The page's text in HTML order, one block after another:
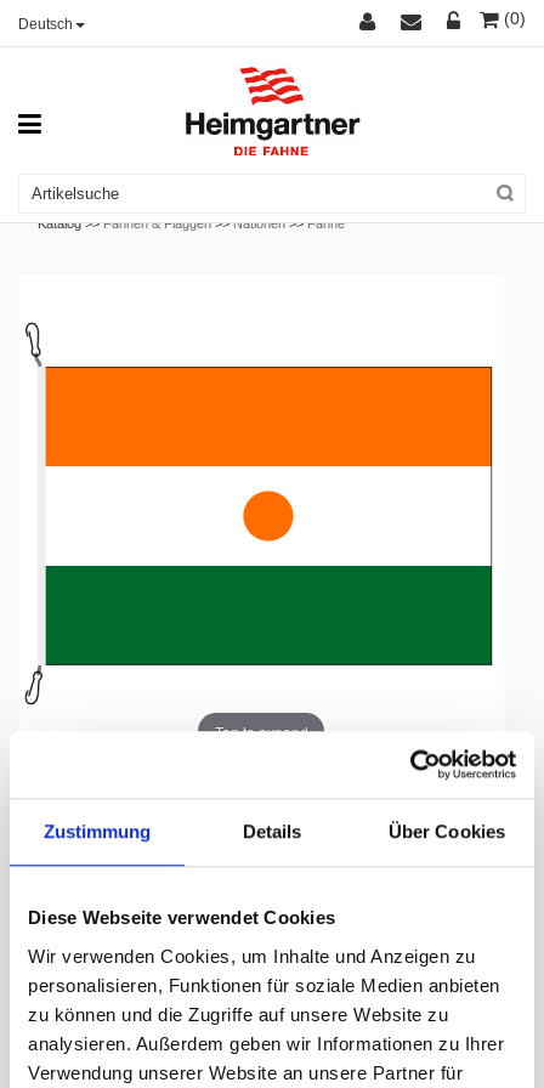
Zustimmung Details Über Cookies
Diese Webseite verwendet Cookies
Wir verwenden Cookies, um Inhalte und Anzeigen zu
personalisieren, Funktionen für soziale Medien anbieten
zu können und die Zugriffe auf unsere Website zu
analysieren. Außerdem geben wir Informationen zu Ihrer
Verwendung unserer Website an unsere Partner für
Deutsch (0)
Katalog >>Fahnen & Flaggen >>Nationen >>Fahne
Tap to expand
Niger, 150 x 225 cm
Lieferzeit Tage:ca. 5-7 Arbeitstage
190.90 CHF